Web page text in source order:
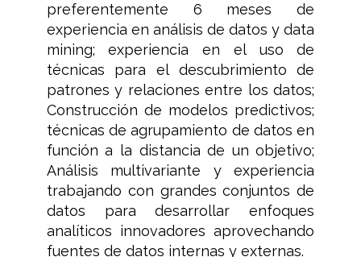
preferentemente 6 meses de
experiencia en análisis de datos y data
mining; experiencia en el uso de
técnicas para el descubrimiento de
patrones y relaciones entre los datos;
Construcción de modelos predictivos;
técnicas de agrupamiento de datos en
función a la distancia de un objetivo;
Análisis multivariante y experiencia
trabajando con grandes conjuntos de
datos para desarrollar enfoques
analíticos innovadores aprovechando
fuentes de datos internas y externas.